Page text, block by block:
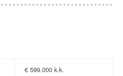
€ 599.000 k.k.